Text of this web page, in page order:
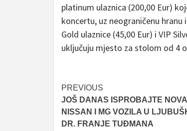
platinum ulaznica (200,00 Eur)
koncertu, uz neograničenu hranu
Gold ulaznice (45,00 Eur) i VIP
uključuju mjesto za stolom od 4
Post
navigation
PREVIOUS
JOŠ DANAS ISPROBAJTE
NISSAN I MG VOZILA U
DR. FRANJE TUĐMANA